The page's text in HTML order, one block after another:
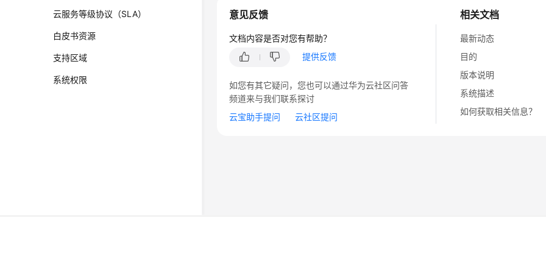
云服务等级协议（SLA）
白皮书资源
支持区域
系统权限
相关文档
最新动态
目的
版本说明
系统描述
如何获取相关信息？
意见反馈
文档内容是否对您有帮助？
提供反馈
如您有其它疑问，您也可以通过华为云社区问答
频道来与我们联系探讨
云宝助手提问
云社区提问